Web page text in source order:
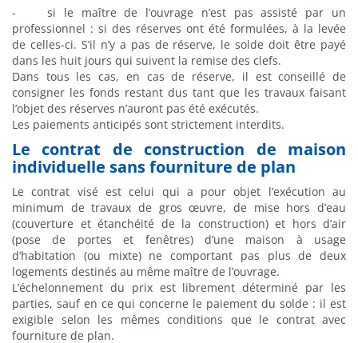
- si le maître de l’ouvrage n’est pas assisté par un
professionnel : si des réserves ont été formulées, à la levée
de celles-ci. S’il n’y a pas de réserve, le solde doit être payé
dans les huit jours qui suivent la remise des clefs.
Dans tous les cas, en cas de réserve, il est conseillé de
consigner les fonds restant dus tant que les travaux faisant
l’objet des réserves n’auront pas été exécutés.
Les paiements anticipés sont strictement interdits.
Le contrat de construction de maison
individuelle sans fourniture de plan
Le contrat visé est celui qui a pour objet l’exécution au
minimum de travaux de gros œuvre, de mise hors d’eau
(couverture et étanchéité de la construction) et hors d’air
(pose de portes et fenêtres) d’une maison à usage
d’habitation (ou mixte) ne comportant pas plus de deux
logements destinés au même maître de l’ouvrage.
L’échelonnement du prix est librement déterminé par les
parties, sauf en ce qui concerne le paiement du solde : il est
exigible selon les mêmes conditions que le contrat avec
fourniture de plan.